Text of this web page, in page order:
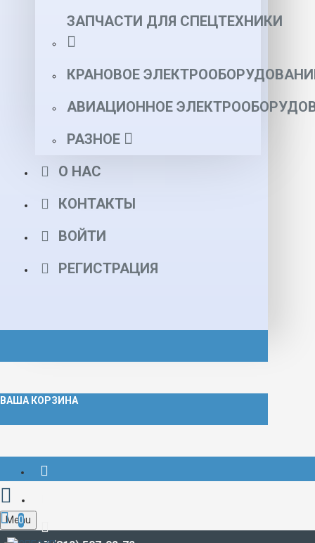
ЗАПЧАСТИ ДЛЯ СПЕЦТЕХНИКИ
КРАНОВОЕ
АВИАЦИОННОЕ
РАЗНОЕ
О НАС
КОНТАКТЫ
ВОЙТИ
РЕГИСТРАЦИЯ
ВАША КОРЗИНА
Menu
0